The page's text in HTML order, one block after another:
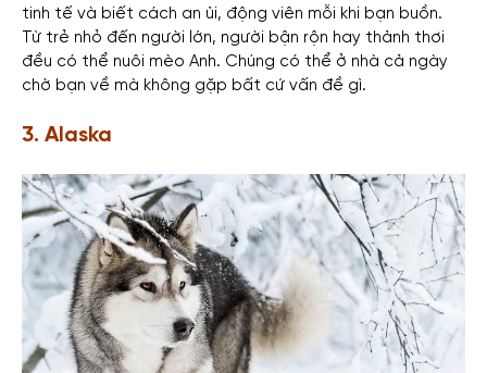
tinh tế và biết cách an ủi, động viên mỗi khi bạn buồn.
Từ trẻ nhỏ đến người lớn, người bận rộn hay thảnh thơi
đều có thể nuôi mèo Anh. Chúng có thể ở nhà cả ngày
chờ bạn về mà không gặp bất cứ vấn đề gì.
3. Alaska